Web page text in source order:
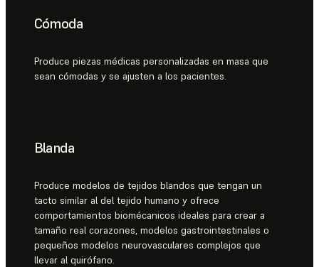
Cómoda
Produce piezas médicas personalizadas en masa que
sean cómodas y se ajusten a los pacientes.
Blanda
Produce modelos de tejidos blandos que tengan un
tacto similar al del tejido humano y ofrece
comportamientos biomécanicos ideales para crear a
tamaño real corazones, modelos gastrointestinales o
pequeños modelos neurovasculares complejos que
llevar al quirófano.